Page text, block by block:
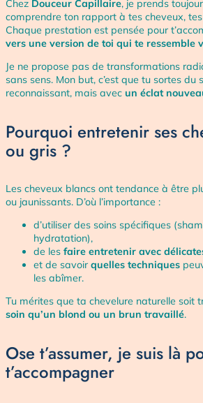
Chez Douceur Capillaire, je prends
comprendre ton rapport à tes cheveux,
Chaque prestation est pensée pour
vers une version de toi qui te ressemble
Je ne propose pas de transformations
sans sens. Mon but, c’est que tu sortes du
reconnaissant, mais avec un éclat
Pourquoi entretenir ses
ou gris ?
Les cheveux blancs ont tendance à être
ou jaunissants. D’où l’importance :
d’utiliser des soins spécifiques
hydratation),
de les faire entretenir avec
et de savoir quelles techniques
les abîmer.
Tu mérites que ta chevelure naturelle soit
soin qu’un blond ou un brun travaillé.
Ose t’assumer, je suis là
t’accompagner